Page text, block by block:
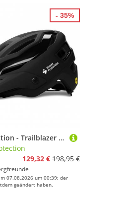
Sweet Protection - Trailblazer Mips Helmet - Radhelm Gr 59-61 cm - L/XL schwarz
129,32 € 198,95 €
07.08.2026 um 00:39; der
geändert haben.
- 35%